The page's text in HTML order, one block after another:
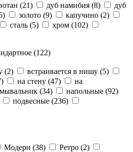
(21) дуб намибия (8)
дуб
) золото (9) капучино (2)
сталь (5) хром (102)
(122)
(2) встраивается в нишу (5)
) на стену (47)
на
(34) напольные (92)
подвесные (236)
Модерн (38) Ретро (2)